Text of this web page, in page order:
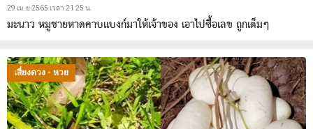
29 เม.ย 2565 เวลา 21:25 น.
มะนาว หมูชายหาดคาบแบงก์มาให้เจ้าของ เอาไปซื้อเลข ถูกเต็มๆ
เสี่ยงดวง - หวย